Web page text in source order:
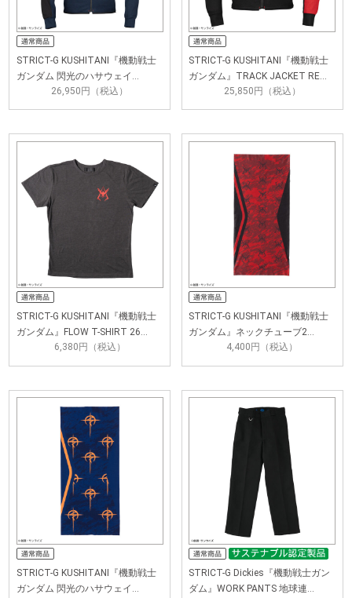
STRICT-G KUSHITANI『機動戦士
ガンダム 閃光のハサウェイ…
26,950円（税込）
STRICT-G KUSHITANI『機動戦士
ガンダム』TRACK JACKET RE…
25,850円（税込）
STRICT-G KUSHITANI『機動戦士
ガンダム』FLOW T-SHIRT 26…
6,380円（税込）
STRICT-G KUSHITANI『機動戦士
ガンダム』ネックチューブ2…
4,400円（税込）
STRICT-G KUSHITANI『機動戦士
ガンダム 閃光のハサウェイ…
STRICT-G Dickies『機動戦士ガン
ダム』WORK PANTS 地球連…